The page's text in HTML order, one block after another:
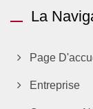
La
Page
Entreprise